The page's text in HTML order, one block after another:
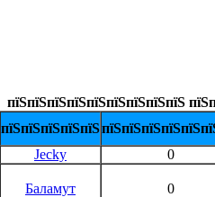
пїЅпїЅпїЅпїЅпїЅпїЅпїЅпїЅпїЅ
пїЅпїЅпїЅпїЅпїЅ
Jecky
0
Баламут 0